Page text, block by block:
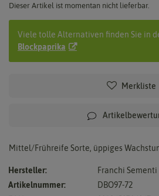
Dieser Artikel ist momentan nicht lieferbar.
Viele tolle Alternativen finden Sie in
Blockpaprika
Merkliste
Mittel/Frühreife Sorte, üppiges
Hersteller:
Franchi Sementi
Artikelnummer:
DBO97-72